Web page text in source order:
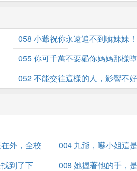
058 小爺祝你永遠追不到囌妹妹！
055 你可千萬不要曏你媽媽那樣
052 不能交往這樣的人，影響不好
外，全校
004 九爺，囌小姐這
跑？
到了下
008 她握著他的手，